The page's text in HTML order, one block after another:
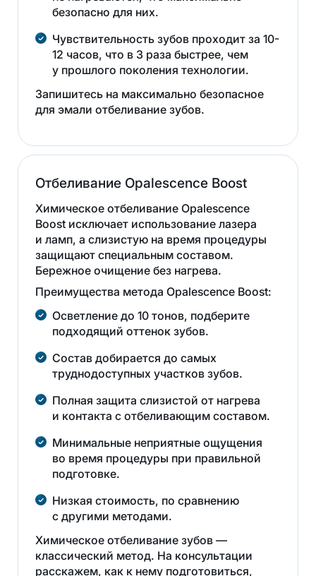
безопасно для них.
Чувствительность зубов проходит за 10-
12 часов, что в 3 раза быстрее, чем
у прошлого поколения технологии.
Запишитесь на максимально безопасное
для эмали отбеливание зубов.
Отбеливание Opalescence Boost
Химическое отбеливание Opalescence
Boost исключает использование лазера
и ламп, а слизистую на время процедуры
защищают специальным составом.
Бережное очищение без нагрева.
Преимущества метода Opalescence Boost:
Осветление до 10 тонов, подберите
подходящий оттенок зубов.
Состав добирается до самых
труднодоступных участков зубов.
Полная защита слизистой от нагрева
и контакта с отбеливающим составом.
Минимальные неприятные ощущения
во время процедуры при правильной
подготовке.
Низкая стоимость, по сравнению
с другими методами.
Химическое отбеливание зубов —
классический метод. На консультации
расскажем, как к нему подготовиться,